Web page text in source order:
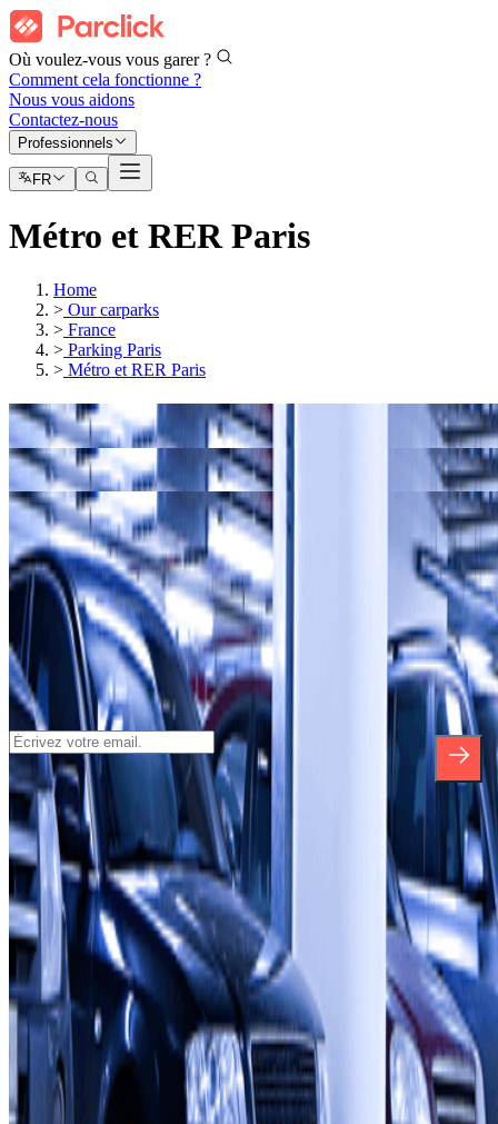
Où voulez-vous vous garer ?
Comment cela fonctionne ?
Nous vous aidons
Contactez-nous
Professionnels
FR
Métro et RER Paris
Home
> Our carparks
> France
> Parking Paris
> Métro et RER Paris
ParkingsPorte Dauphine
ParkingsPorte de Vanves de Paris
ParkingsGare Châtelet - Les Halles
Inscrivez-vous à notre newsletter et
découvrez des réductions, des concours et
bien d'autres surprises.
*En vous inscrivant, vous acceptez notre politique de confidentialité
pour recevoir des communications commerciales de Parclick. Sans
aucune obligation, vous pouvez vous désinscrire quand vous le
souhaitez dans la même newsletter.
À propos de Parclick
Qui sommes-nous ?
Comment ça marche?
Nos parkings
Travaillons ensemble?
Professionnels
Fournisseur de parking